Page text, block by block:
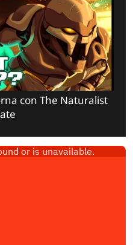
con The Naturalist